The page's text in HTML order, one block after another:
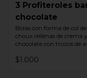
3 Profiteroles
chocolate
Bolas con forma de col
choux rellenas de crema
chocolate con trozos de
$1.000